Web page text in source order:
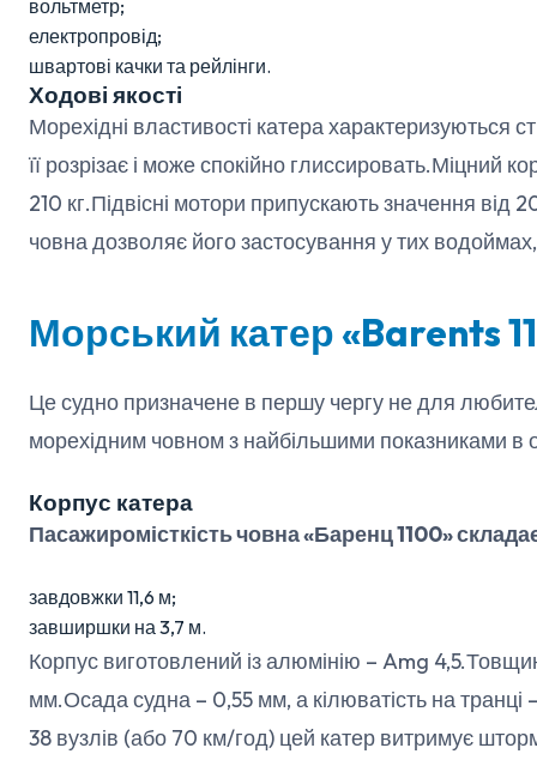
вольтметр;
електропровід;
швартові качки та рейлінги.
Ходові якості
Морехідні властивості катера характеризуються
її розрізає і може спокійно глиссировать.Міцний
210 кг.Підвісні мотори припускають значення від
човна дозволяє його застосування у тих
Морський катер «Barents
Це судно призначене в першу чергу не для
морехідним човном з найбільшими показниками в
Корпус катера
Пасажиромісткість човна «Баренц 1100»
завдовжки 11,6 м;
завширшки на 3,7 м.
Корпус виготовлений із алюмінію – Amg
мм.Осада судна – 0,55 мм, а кілюватість на транці
38 вузлів (або 70 км/год) цей катер витримує